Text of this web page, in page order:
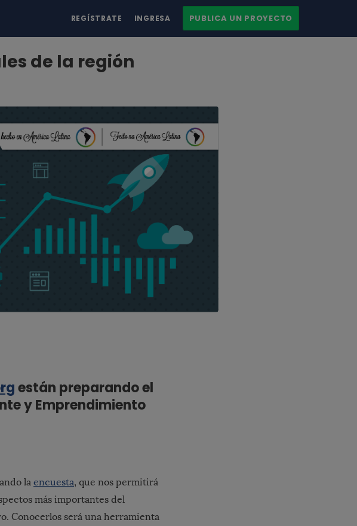
REGÍSTRATE INGRESA PUBLICA UN PROYECTO
de la región
están preparando el
y Emprendimiento
la encuesta, que nos permitirá
más importantes del
Conocerlos será una herramienta